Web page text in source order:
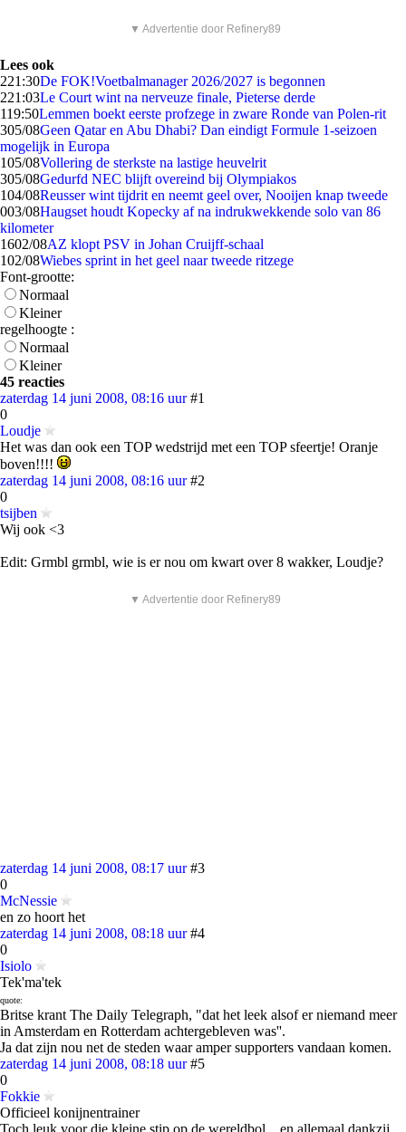
▼ Advertentie door Refinery89
Lees ook
221:30De FOK!Voetbalmanager 2026/2027 is begonnen
221:03Le Court wint na nerveuze finale, Pieterse derde
119:50Lemmen boekt eerste profzege in zware Ronde van Polen-rit
305/08Geen Qatar en Abu Dhabi? Dan eindigt Formule 1-seizoen
mogelijk in Europa
105/08Vollering de sterkste na lastige heuvelrit
305/08Gedurfd NEC blijft overeind bij Olympiakos
104/08Reusser wint tijdrit en neemt geel over, Nooijen knap tweede
003/08Haugset houdt Kopecky af na indrukwekkende solo van 86
kilometer
1602/08AZ klopt PSV in Johan Cruijff-schaal
102/08Wiebes sprint in het geel naar tweede ritzege
Font-grootte:
Normaal
Kleiner
regelhoogte :
Normaal
Kleiner
45 reacties
zaterdag 14 juni 2008, 08:16 uur #1
0
Loudje
Het was dan ook een TOP wedstrijd met een TOP sfeertje! Oranje
boven!!!!
zaterdag 14 juni 2008, 08:16 uur #2
0
tsijben
Wij ook <3
Edit: Grmbl grmbl, wie is er nou om kwart over 8 wakker, Loudje?
▼ Advertentie door Refinery89
zaterdag 14 juni 2008, 08:17 uur #3
0
McNessie
en zo hoort het
zaterdag 14 juni 2008, 08:18 uur #4
0
Isiolo
Tek'ma'tek
quote:
Britse krant The Daily Telegraph, "dat het leek alsof er niemand meer
in Amsterdam en Rotterdam achtergebleven was''.
Ja dat zijn nou net de steden waar amper supporters vandaan komen.
zaterdag 14 juni 2008, 08:18 uur #5
0
Fokkie
Officieel konijnentrainer
Toch leuk voor die kleine stip op de wereldbol....en allemaal dankzij